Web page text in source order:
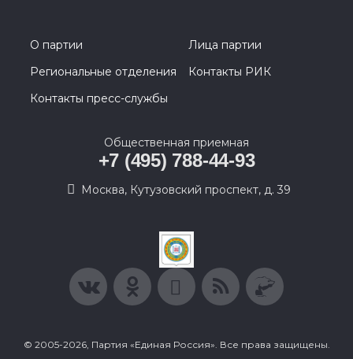
О партии
Лица партии
Региональные отделения
Контакты РИК
Контакты пресс-службы
Общественная приемная
+7 (495) 788-44-93
Москва, Кутузовский проспект, д. 39
© 2005-2026, Партия «Единая Россия». Все права защищены.